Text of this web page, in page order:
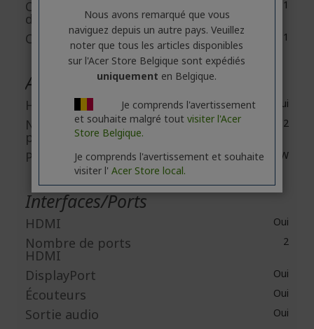
Contraste
dynamique
100,000,000:1
Contraste natif 1,000:1
Audio
Haut-parleurs Oui
Nombre de haut-
parleurs
2
Puissance de sortie 2 W
Interfaces/Ports
HDMI Oui
Nombre de ports
HDMI
2
DisplayPort Oui
Écouteurs Oui
Sortie audio Oui
Nous avons remarqué que vous
naviguez depuis un autre pays. Veuillez
noter que tous les articles disponibles
sur l'Acer Store Belgique sont expédiés
uniquement en Belgique.
Je comprends l'avertissement
et souhaite malgré tout visiter l'Acer
Store Belgique.
Je comprends l'avertissement et souhaite
visiter l' Acer Store local.